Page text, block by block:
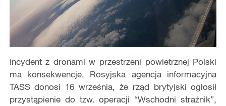
Incydent z dronami w przestrzeni powietrznej Polski
ma konsekwencje. Rosyjska agencja informacyjna
TASS donosi 16 września, że rząd brytyjski ogłosił
przystąpienie do tzw. operacji “Wschodni strażnik”,